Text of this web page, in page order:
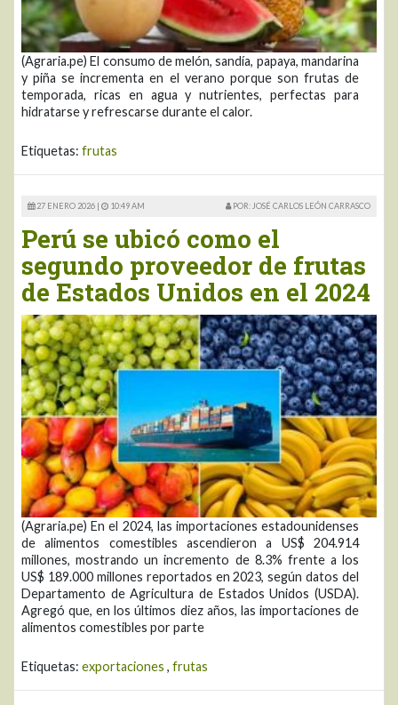
(Agraria.pe) El consumo de melón, sandía, papaya, mandarina
y piña se incrementa en el verano porque son frutas de
temporada, ricas en agua y nutrientes, perfectas para
hidratarse y refrescarse durante el calor.
Etiquetas: frutas
27 ENERO 2026 | 10:49 AM POR: JOSÉ CARLOS LEÓN CARRASCO
Perú se ubicó como el
segundo proveedor de frutas
de Estados Unidos en el 2024
(Agraria.pe) En el 2024, las importaciones estadounidenses
de alimentos comestibles ascendieron a US$ 204.914
millones, mostrando un incremento de 8.3% frente a los
US$ 189.000 millones reportados en 2023, según datos del
Departamento de Agricultura de Estados Unidos (USDA).
Agregó que, en los últimos diez años, las importaciones de
alimentos comestibles por parte
Etiquetas: exportaciones , frutas